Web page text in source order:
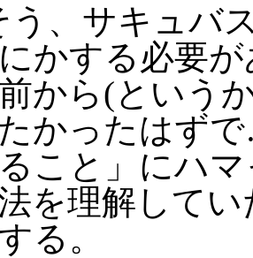
う、サキュバ
かする必要
から(という
かったはず
こと」にハ
を理解して
る。